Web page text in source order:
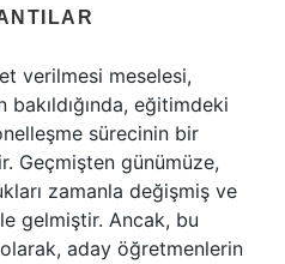
verilmesi meselesi,
eğitimdeki
sürecinin bir
Geçmişten günümüze,
zamanla değişmiş ve
gelmiştir. Ancak, bu
aday öğretmenlerin